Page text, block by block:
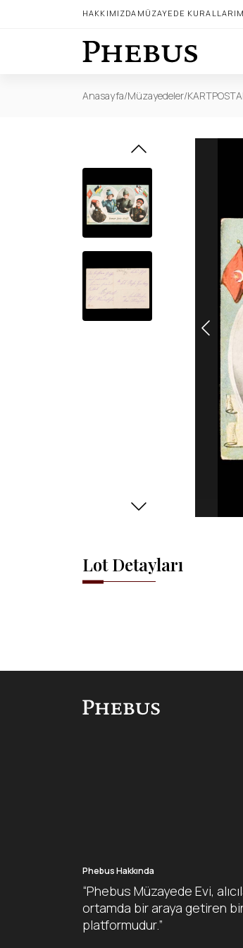
HAKKIMIZDA MÜZAYEDE KURALLARI
Anasayfa/Müzayedeler/
Lot Detayları
Phebus Hakkında
“Phebus Müzayede Evi,
ortamda bir araya getiren bir
platformudur.”